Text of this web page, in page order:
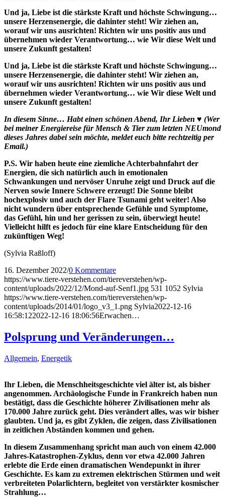
Und ja, Liebe ist die stärkste Kraft und höchste Schwingung…
unsere Herzensenergie, die dahinter steht! Wir ziehen an,
worauf wir uns ausrichten! Richten wir uns positiv aus und
übernehmen wieder Verantwortung… wie Wir diese Welt und
unsere Zukunft gestalten!
Und ja, Liebe ist die stärkste Kraft und höchste Schwingung…
unsere Herzensenergie, die dahinter steht! Wir ziehen an,
worauf wir uns ausrichten! Richten wir uns positiv aus und
übernehmen wieder Verantwortung… wie Wir diese Welt und
unsere Zukunft gestalten!
In diesem Sinne… Habt einen schönen Abend, Ihr Lieben ♥ (Wer
bei meiner Energiereise für Mensch & Tier zum letzten NEUmond
dieses Jahres dabei sein möchte, meldet euch bitte rechtzeitig per
Email.)
P.S. Wir haben heute eine ziemliche Achterbahnfahrt der
Energien, die sich natürlich auch in emotionalen
Schwankungen und nervöser Unruhe zeigt und Druck auf die
Nerven sowie Innere Schwere erzeugt! Die Sonne bleibt
hochexplosiv und auch der Flare Tsunami geht weiter! Also
nicht wundern über entsprechende Gefühle und Symptome,
das Gefühl, hin und her gerissen zu sein, überwiegt heute!
Vielleicht hilft es jedoch für eine klare Entscheidung für den
zukünftigen Weg!
(Sylvia Raßloff)
16. Dezember 2022/0 Kommentare
https://www.tiere-verstehen.com/tiereverstehen/wp-
content/uploads/2022/12/Mond-auf-Senf1.jpg 531 1052 Sylvia
https://www.tiere-verstehen.com/tiereverstehen/wp-
content/uploads/2014/01/logo_v3_1.png Sylvia2022-12-16
16:58:122022-12-16 18:06:56Erwachen…
Polsprung und Veränderungen…
Allgemein, Energetik
Ihr Lieben, die Menschheitsgeschichte viel älter ist, als bisher
angenommen. Archäologische Funde in Frankreich haben nun
bestätigt, dass die Geschichte höherer Zivilisationen mehr als
170.000 Jahre zurück geht. Dies verändert alles, was wir bisher
glaubten. Und ja, es gibt Zyklen, die zeigen, dass Zivilisationen
in zeitlichen Abständen kommen und gehen.
In diesem Zusammenhang spricht man auch von einem 42.000
Jahres-Katastrophen-Zyklus, denn vor etwa 42.000 Jahren
erlebte die Erde einen dramatischen Wendepunkt in ihrer
Geschichte. Es kam zu extremen elektrischen Stürmen und weit
verbreiteten Polarlichtern, begleitet von verstärkter kosmischer
Strahlung…